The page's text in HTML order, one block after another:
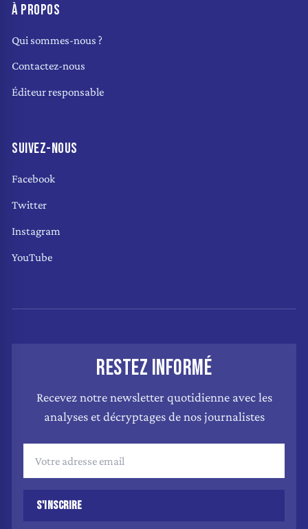
À PROPOS
Qui sommes-nous ?
Contactez-nous
Éditeur responsable
SUIVEZ-NOUS
Facebook
Twitter
Instagram
YouTube
RESTEZ INFORMÉ
Recevez notre newsletter quotidienne avec les
analyses et décryptages de nos journalistes
S'INSCRIRE